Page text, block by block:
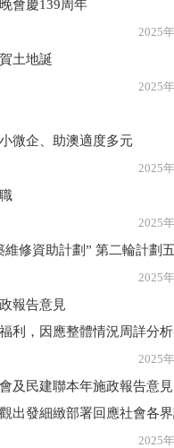
會慶139周年
2月25
土地誕
2月25
微企、助澳適度多元
2月25
2月25
修資助計劃” 第二輪計劃
2月25
報告意見
利，因應整體情況周詳分
2月25
及民建聯本年施政報告意見
出發細緻部署回應社會各
2月25